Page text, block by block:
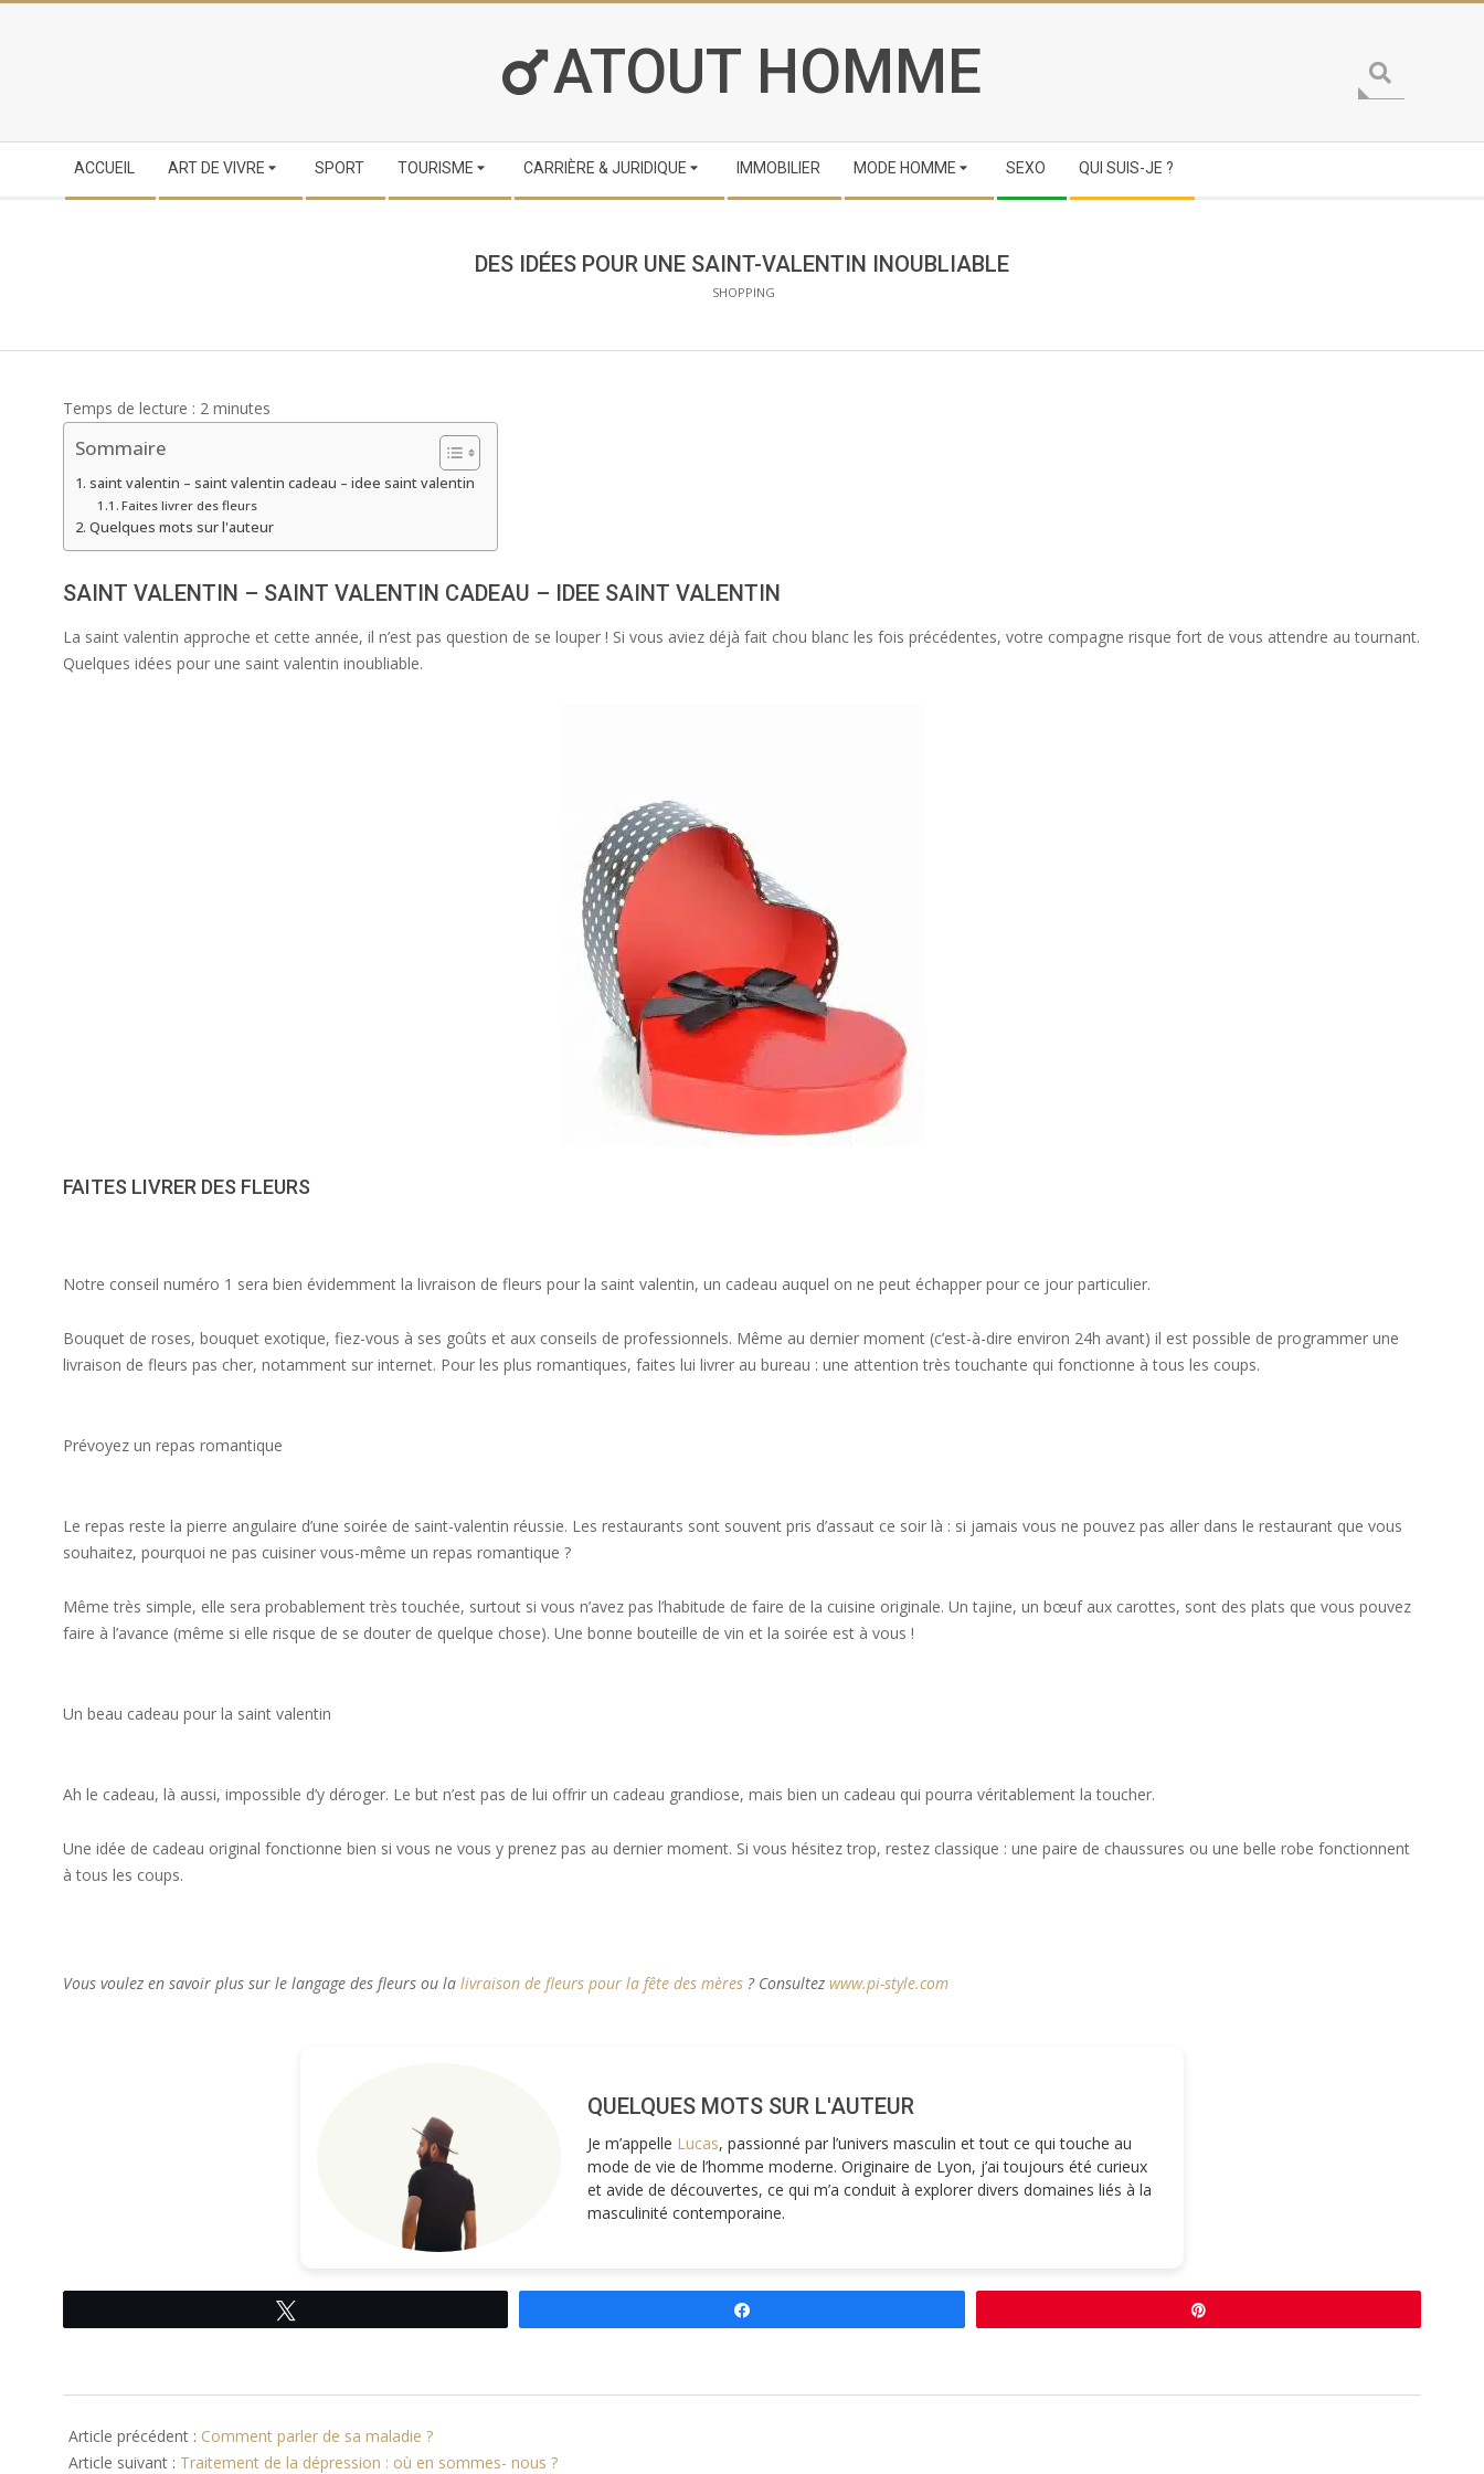
ATOUT HOMME
Navigation
Menu
ACCUEIL ART DE VIVRE SPORT TOURISME CARRIÈRE & JURIDIQUE IMMOBILIER MODE HOMME SEXO QUI SUIS-JE ?
DES IDÉES POUR UNE SAINT-VALENTIN INOUBLIABLE
SHOPPING
Temps de lecture : 2 minutes
Sommaire
saint valentin – saint valentin cadeau – idee saint valentin
Faites livrer des fleurs
Quelques mots sur l'auteur
SAINT VALENTIN – SAINT VALENTIN CADEAU – IDEE SAINT VALENTIN
La saint valentin approche et cette année, il n’est pas question de se louper ! Si vous aviez déjà fait chou blanc les fois précédentes, votre compagne risque fort de vous attendre au tournant.
Quelques idées pour une saint valentin inoubliable.
FAITES LIVRER DES FLEURS
Notre conseil numéro 1 sera bien évidemment la livraison de fleurs pour la saint valentin, un cadeau auquel on ne peut échapper pour ce jour particulier.
Bouquet de roses, bouquet exotique, fiez-vous à ses goûts et aux conseils de professionnels. Même au dernier moment (c’est-à-dire environ 24h avant) il est possible de programmer une
livraison de fleurs pas cher, notamment sur internet. Pour les plus romantiques, faites lui livrer au bureau : une attention très touchante qui fonctionne à tous les coups.
Prévoyez un repas romantique
Le repas reste la pierre angulaire d’une soirée de saint-valentin réussie. Les restaurants sont souvent pris d’assaut ce soir là : si jamais vous ne pouvez pas aller dans le restaurant que vous
souhaitez, pourquoi ne pas cuisiner vous-même un repas romantique ?
Même très simple, elle sera probablement très touchée, surtout si vous n’avez pas l’habitude de faire de la cuisine originale. Un tajine, un bœuf aux carottes, sont des plats que vous pouvez
faire à l’avance (même si elle risque de se douter de quelque chose). Une bonne bouteille de vin et la soirée est à vous !
Un beau cadeau pour la saint valentin
Ah le cadeau, là aussi, impossible d’y déroger. Le but n’est pas de lui offrir un cadeau grandiose, mais bien un cadeau qui pourra véritablement la toucher.
Une idée de cadeau original fonctionne bien si vous ne vous y prenez pas au dernier moment. Si vous hésitez trop, restez classique : une paire de chaussures ou une belle robe fonctionnent
à tous les coups.
Vous voulez en savoir plus sur le langage des fleurs ou la livraison de fleurs pour la fête des mères ? Consultez www.pi-style.com
QUELQUES MOTS SUR L'AUTEUR
Je m’appelle Lucas, passionné par l’univers masculin et tout ce qui touche au
mode de vie de l’homme moderne. Originaire de Lyon, j’ai toujours été curieux
et avide de découvertes, ce qui m’a conduit à explorer divers domaines liés à la
masculinité contemporaine.
01-
17
Article précédent : Comment parler de sa maladie ?
Article suivant : Traitement de la dépression : où en sommes- nous ?